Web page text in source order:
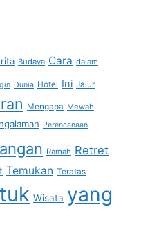
Budaya Cara dalam
Dunia Hotel Ini Jalur
Mengapa Mewah
Perencanaan
Ramah Retret
Temukan Teratas
Wisata yang